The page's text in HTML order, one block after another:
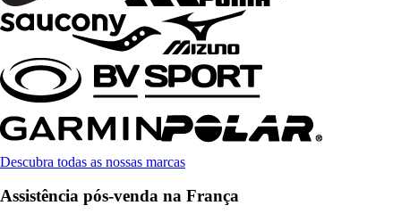
Descubra todas as nossas marcas
Assistência pós-venda na França